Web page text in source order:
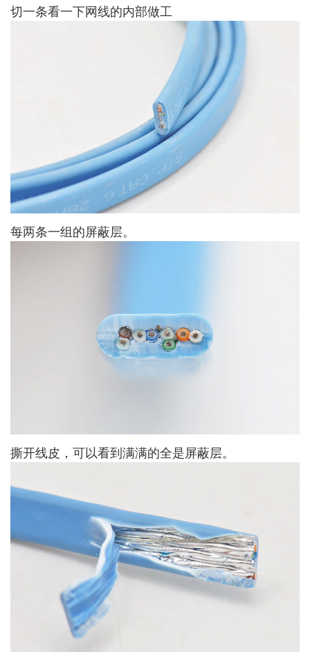
切一条看一下网线的内部做工
每两条一组的屏蔽层。
撕开线皮，可以看到满满的全是屏蔽层。